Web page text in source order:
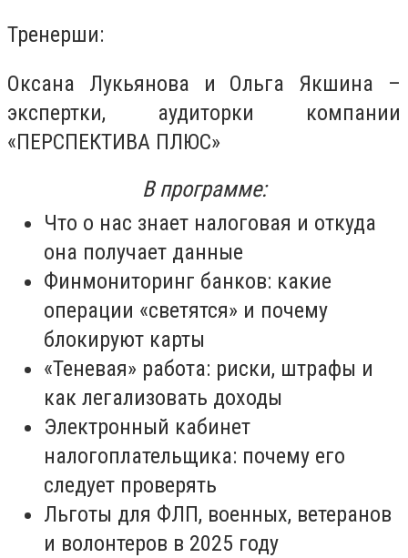
Тренерши:
Оксана Лукьянова и Ольга Якшина –
экспертки, аудиторки компании
«ПЕРСПЕКТИВА ПЛЮС»
В программе:
Что о нас знает налоговая и откуда
она получает данные
Финмониторинг банков: какие
операции «светятся» и почему
блокируют карты
«Теневая» работа: риски, штрафы и
как легализовать доходы
Электронный кабинет
налогоплательщика: почему его
следует проверять
Льготы для ФЛП, военных, ветеранов
и волонтеров в 2025 году